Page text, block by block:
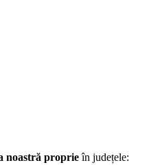
noastră proprieîn județele: